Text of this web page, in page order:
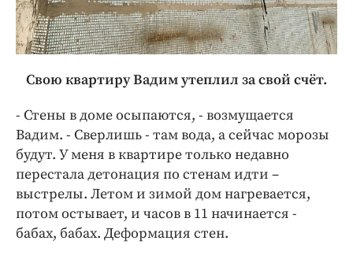
Свою квартиру Вадим утеплил за свой счёт.
- Стены в доме осыпаются, - возмущается
Вадим. - Сверлишь - там вода, а сейчас морозы
будут. У меня в квартире только недавно
перестала детонация по стенам идти –
выстрелы. Летом и зимой дом нагревается,
потом остывает, и часов в 11 начинается -
бабах, бабах. Деформация стен.